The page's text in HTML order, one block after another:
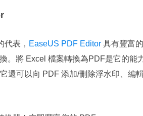
表， EaseUS PDF Editor 具有豐富
。將 Excel 檔案轉換為PDF是它的
還可以向 PDF 添加/刪除浮水印、編